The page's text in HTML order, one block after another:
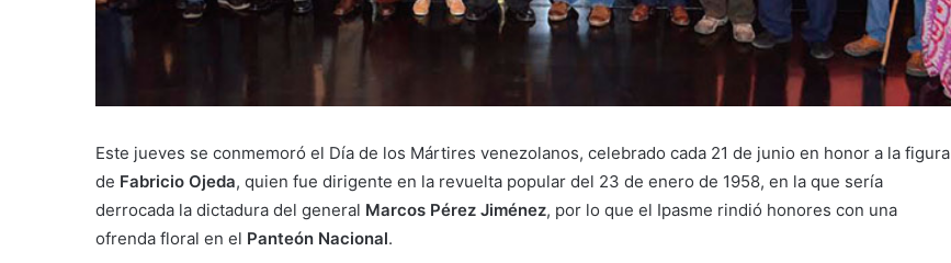
Este jueves se conmemoró el Día de los Mártires venezolanos, celebrado cada 21 de junio en honor a la figura
de Fabricio Ojeda, quien fue dirigente en la revuelta popular del 23 de enero de 1958, en la que sería
derrocada la dictadura del general Marcos Pérez Jiménez, por lo que el Ipasme rindió honores con una
ofrenda floral en el Panteón Nacional.